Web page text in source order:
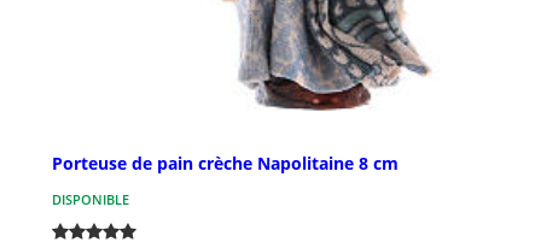
Porteuse de pain crèche Napolitaine 8 cm
DISPONIBLE